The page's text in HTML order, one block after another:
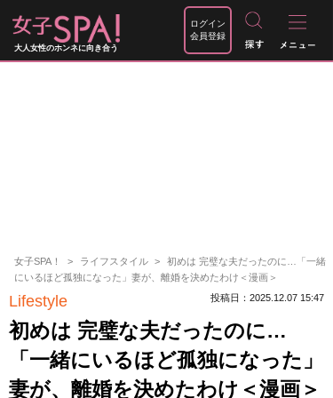
大人女性のホンネに向き合う
ログイン
会員登録
女子SPA！ ライフスタイル
初めは 完璧な夫だったのに…「一緒
にいるほど孤独になった」妻が、離婚を決めたわけ＜漫画＞
Lifestyle 投稿日：2025.12.07 15:47
初めは 完璧な夫だったのに…
「一緒にいるほど孤独になった」
妻が、離婚を決めたわけ＜漫画＞